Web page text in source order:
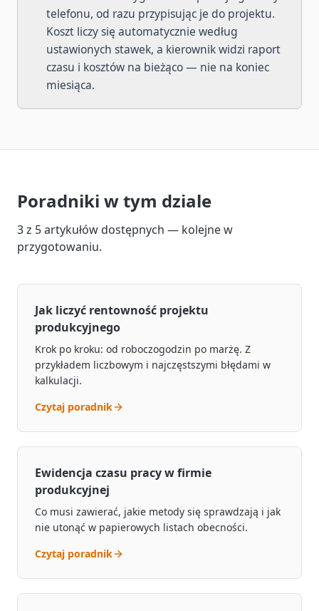
telefonu, od razu przypisując je do projektu.
Koszt liczy się automatycznie według
ustawionych stawek, a kierownik widzi raport
czasu i kosztów na bieżąco — nie na koniec
miesiąca.
Poradniki w tym dziale
3z 5artykułów dostępnych — kolejne w
przygotowaniu.
Jak liczyć rentowność projektu
produkcyjnego
Krok po kroku: od roboczogodzin po marżę. Z
przykładem liczbowym i najczęstszymi błędami w
kalkulacji.
Czytaj poradnik
Ewidencja czasu pracy w firmie
produkcyjnej
Co musi zawierać, jakie metody się sprawdzają i jak
nie utonąć w papierowych listach obecności.
Czytaj poradnik